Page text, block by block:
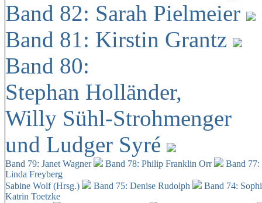
Band 82: Sarah Pielmeier
Band 81: Kirstin Grantz
Band 80:
Stephan Holländer,
Willy Sühl-Strohmenger
und Ludger Syré
Band 79: Janet Wagner Band 78: Philip Franklin Orr
Band
Linda Freyberg
Sabine Wolf (Hrsg.)
Band 75: Denise Rudolph
Band 74:
Katrin Toetzke